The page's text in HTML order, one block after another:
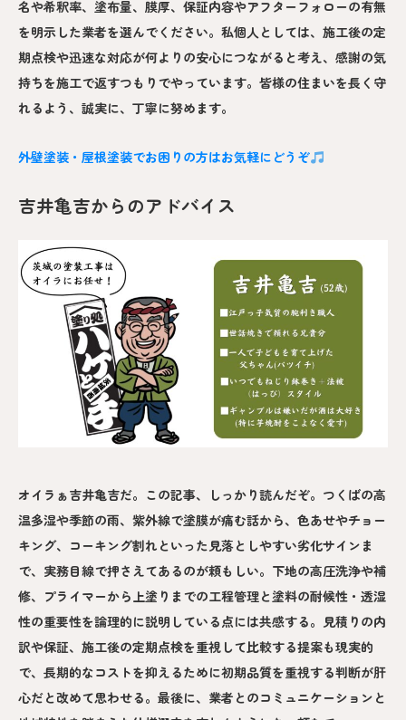
名や希釈率、塗布量、膜厚、保証内容やアフターフォローの有無
を明示した業者を選んでください。私個人としては、施工後の定
期点検や迅速な対応が何よりの安心につながると考え、感謝の気
持ちを施工で返すつもりでやっています。皆様の住まいを長く守
れるよう、誠実に、丁寧に努めます。
外壁塗装・屋根塗装でお困りの方はお気軽にどうぞ
吉井亀吉からのアドバイス
オイラぁ吉井亀吉だ。この記事、しっかり読んだぞ。つくばの高
温多湿や季節の雨、紫外線で塗膜が痛む話から、色あせやチョー
キング、コーキング割れといった見落としやすい劣化サインま
で、実務目線で押さえてあるのが頼もしい。下地の高圧洗浄や補
修、プライマーから上塗りまでの工程管理と塗料の耐候性・透湿
性の重要性を論理的に説明している点には共感する。見積りの内
訳や保証、施工後の定期点検を重視して比較する提案も現実的
で、長期的なコストを抑えるために初期品質を重視する判断が肝
心だと改めて思わせる。最後に、業者とのコミュニケーションと